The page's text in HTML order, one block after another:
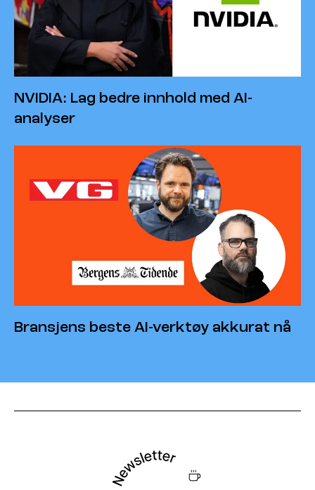
NVIDIA: Lag bedre innhold med AI-
analyser
Bransjens beste AI-verktøy akkurat nå